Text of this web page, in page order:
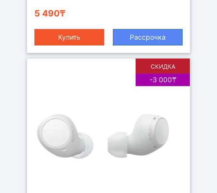
5 490₸
Купить Рассрочка
СКИДКА
-3 000₸